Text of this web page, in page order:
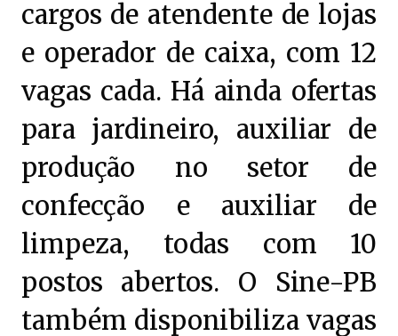
cargos de atendente de lojas
e operador de caixa, com 12
vagas cada. Há ainda ofertas
para jardineiro, auxiliar de
produção no setor de
confecção e auxiliar de
limpeza, todas com 10
postos abertos. O Sine-PB
também disponibiliza vagas